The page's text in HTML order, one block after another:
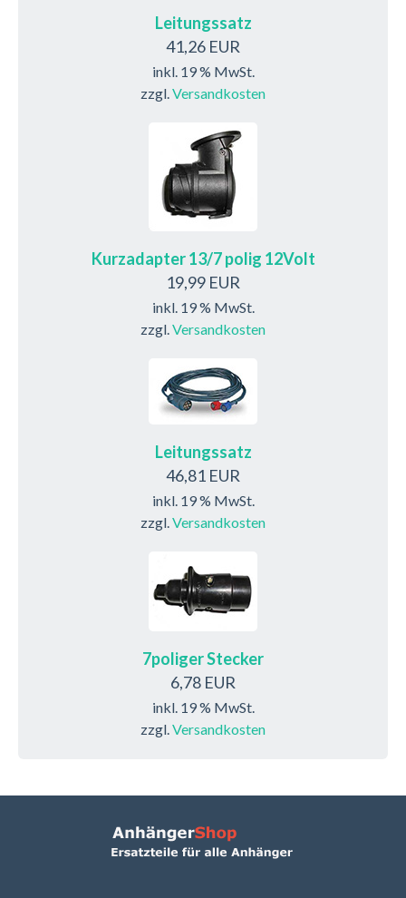
Leitungssatz
41,26 EUR
inkl. 19 % MwSt.
zzgl. Versandkosten
Kurzadapter 13/7 polig 12Volt
19,99 EUR
inkl. 19 % MwSt.
zzgl. Versandkosten
Leitungssatz
46,81 EUR
inkl. 19 % MwSt.
zzgl. Versandkosten
7poliger Stecker
6,78 EUR
inkl. 19 % MwSt.
zzgl. Versandkosten